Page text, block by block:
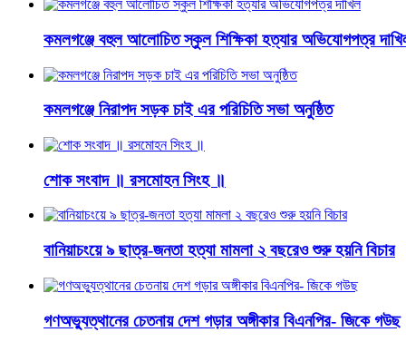
কমলগঞ্জে বহুল আলোচিত স্কুল শিক্ষিকা হত্যার অভিযোগপত্র
কমলগঞ্জে নিরাপদ সড়ক চাই এর পরিচিতি সভা অনুষ্ঠিত
শোক সংবাদ ॥ রসমোহন সিংহ ॥
বানিয়াচংয়ে ৯ ছাত্র-জনতা হত্যা মামলা ২ বছরেও শুরু হয়নি বিচার
গণঅভ্যুত্থানের চেতনায় দেশ গড়ার অঙ্গীকার বিএনপির- জিকে গউছ